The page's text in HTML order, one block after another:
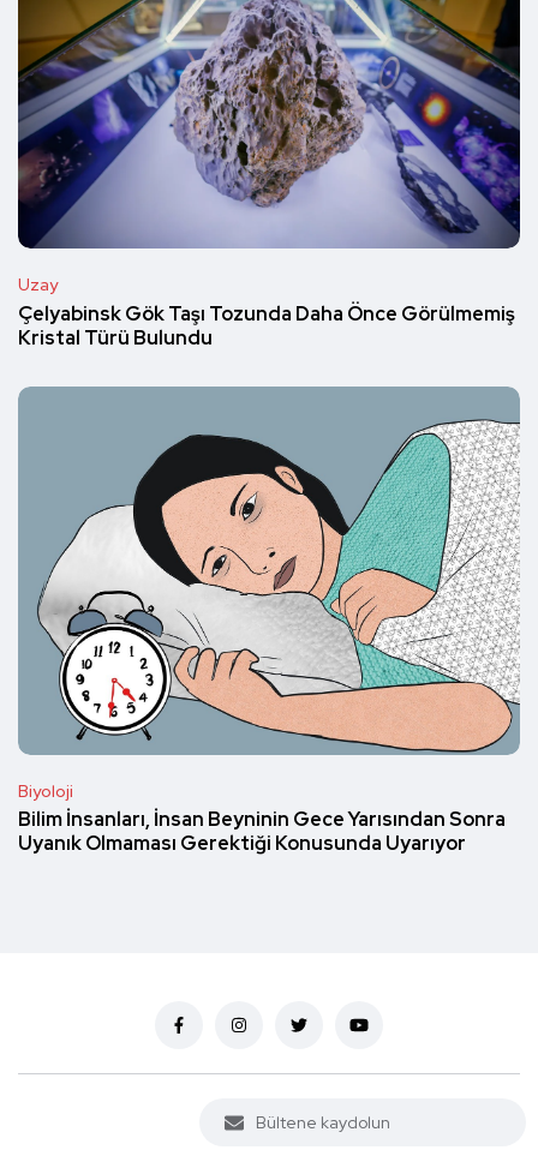
Uzay
Çelyabinsk Gök Taşı Tozunda Daha Önce Görülmemiş
Kristal Türü Bulundu
Biyoloji
Bilim İnsanları, İnsan Beyninin Gece Yarısından Sonra
Uyanık Olmaması Gerektiği Konusunda Uyarıyor